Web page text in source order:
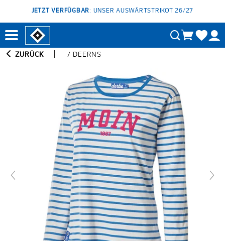
JETZT VERFÜGBAR: UNSER AUSWÄRTSTRIKOT 26/27
ZURÜCK / DEERNS